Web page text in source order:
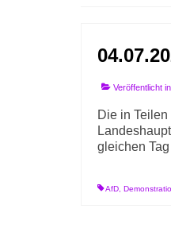
Veröffentlicht
Die in
gleichen
AfD